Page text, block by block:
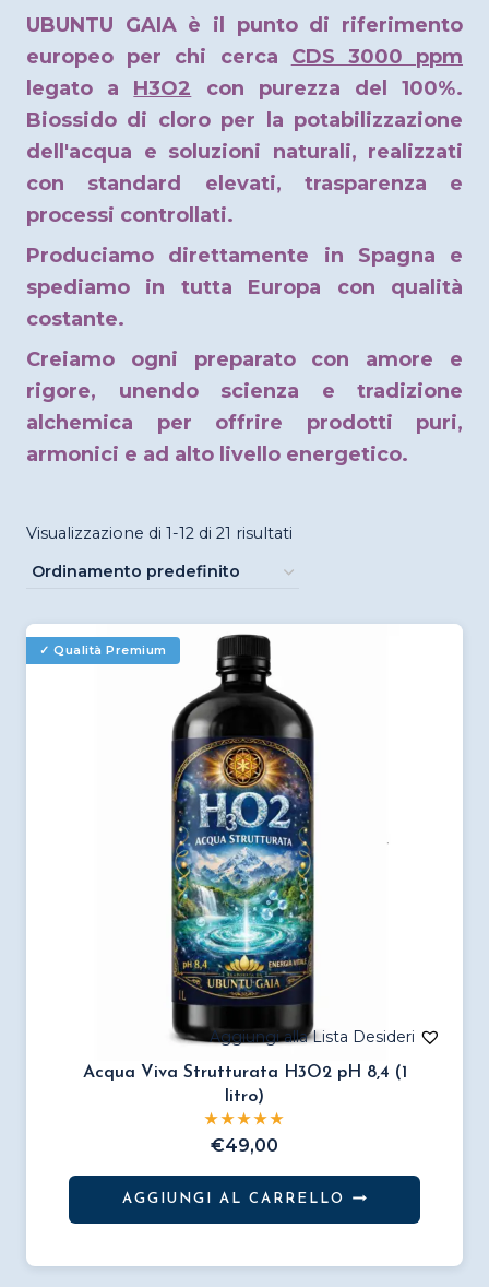
UBUNTU GAIA è il punto di riferimento
europeo per chi cerca CDS 3000 ppm
legato a H3O2 con purezza del 100%.
Biossido di cloro per la potabilizzazione
dell'acqua e soluzioni naturali, realizzati
con standard elevati, trasparenza e
processi controllati.
Produciamo direttamente in Spagna e
spediamo in tutta Europa con qualità
costante.
Creiamo ogni preparato con amore e
rigore, unendo scienza e tradizione
alchemica per offrire prodotti puri,
armonici e ad alto livello energetico.
Visualizzazione di 1-12 di 21 risultati
Acqua Viva Strutturata H3O2 pH 8,4 (1
litro)
€49,00
AGGIUNGI AL CARRELLO